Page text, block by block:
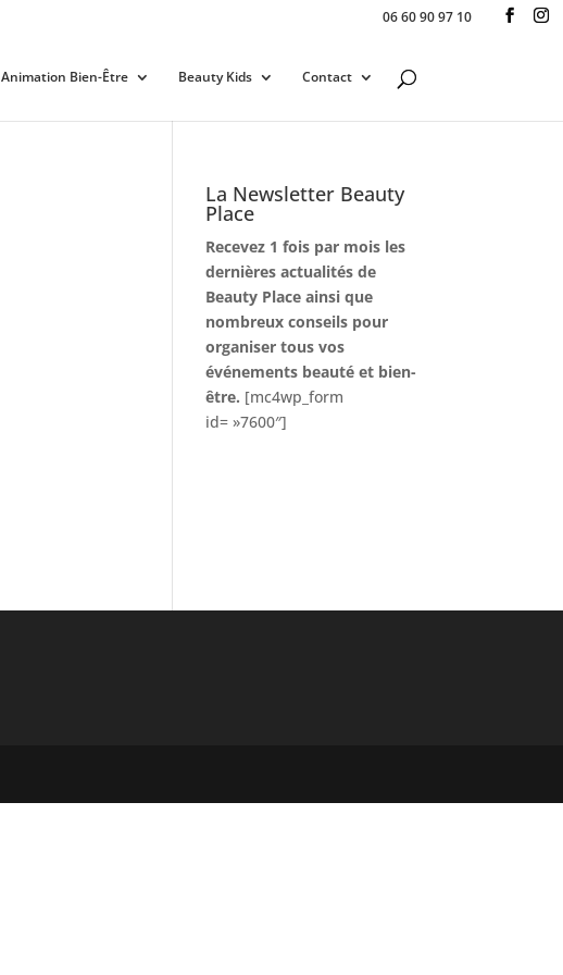
06 60 90 97 10
Animation Bien-Être Beauty Kids Contact
La Newsletter Beauty
Place
Recevez 1 fois par mois les
dernières actualités de
Beauty Place ainsi que
nombreux conseils pour
organiser tous vos
événements beauté et bien-
être. [mc4wp_form
id= »7600″]